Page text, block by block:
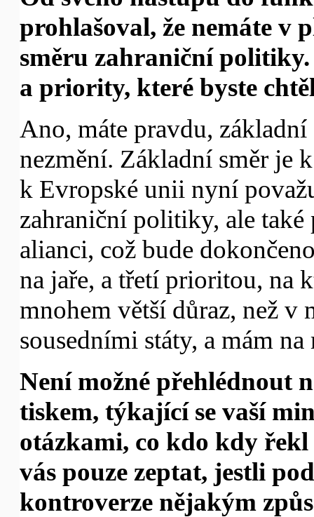
prohlašoval, že nemáte v
směru zahraniční
a priority, které byste
Ano, máte pravdu,
nezmění. Základní směr je
k Evropské unii nyní
zahraniční politiky, ale
alianci, což bude
na jaře, a třetí prioritou, na
mnohem větší důraz, než v
sousedními státy, a mám
Není možné přehlédnout
tiskem, týkající se vaší
otázkami, co kdo kdy řekl
vás pouze zeptat, jestli
kontroverze nějakým